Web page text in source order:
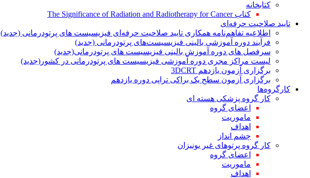
کتابخانه
کتاب The Significance of Radiation and Radiotherapy for Cancer
تایید صلاحیت حرفه‌ای
اطلاعیه تفاهم‌نامه همکاری تایید صلاحیت حرفه‌ای فیزیسیست های پرتودرمانی (جدید)
فرآیند دوره آموزشی بالینی فیزیسیست‌های پرتودرمانی (جدید)
سرفصل های دوره آموزش بالینی فیزیسیست های پرتودرمانی(جدید)
لیست مراکز مجری دوره آموزشی فیزیسیست های پرتودرمانی در کشور(جدید)
برگزاری آزمون یازدهم 3DCRT
برگزاری آزمون سطح یک براکی تراپی دوره یازدهم
کارگروه‌ها
کار گروه پزشکی هسته ای
اعضای گروه
ماموریت
اهداف
چشم انداز
کار گروه پرتوهای غیر یونیزان
اعضای گروه
ماموریت
اهداف